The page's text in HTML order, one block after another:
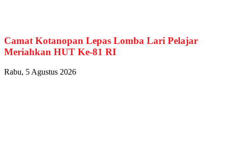
Camat Kotanopan Lepas Lomba Lari Pelajar
Meriahkan HUT Ke-81 RI
Rabu, 5 Agustus 2026